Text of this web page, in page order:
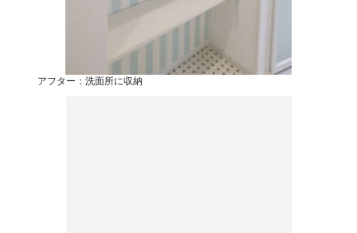
アフター：洗面所に収納